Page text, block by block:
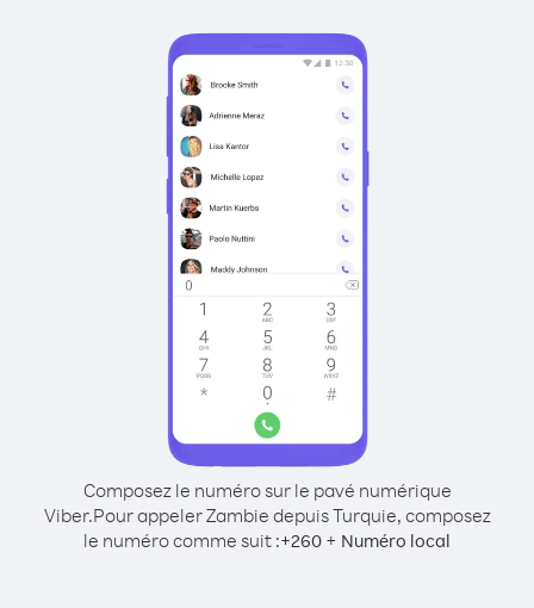
Composez le numéro sur le pavé numérique
Viber.Pour appeler Zambie depuis Turquie, composez
le numéro comme suit :+260 + Numéro local